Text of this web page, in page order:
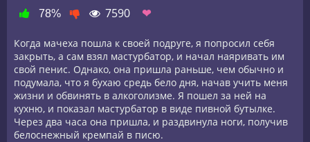
78% 7590 ❤
Когда мачеха пошла к своей подруге, я попросил себя
закрыть, а сам взял мастурбатор, и начал наяривать им
свой пенис. Однако, она пришла раньше, чем обычно и
подумала, что я бухаю средь бело дня, начав учить меня
жизни и обвинять в алкоголизме. Я пошел за ней на
кухню, и показал мастурбатор в виде пивной бутылке.
Через два часа она пришла, и раздвинула ноги, получив
белоснежный кремпай в писю.